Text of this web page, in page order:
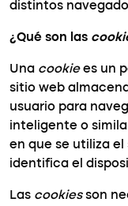
distintos
¿Qué son las
Una cookiees un
sitio web
usuario para
inteligente o
en que se utiliza
identifica el
Las cookiesson